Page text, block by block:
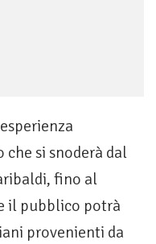
che si snoderà dal
fino al
il pubblico potrà
provenienti da